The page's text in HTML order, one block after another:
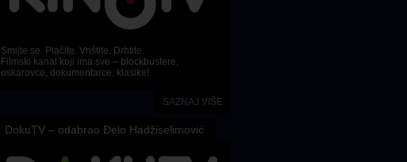
Smijte se. Plačite. Vrištite. Drhtite.
Filmski kanal koji ima sve – blockbustere,
oskarovce, dokumentarce, klasike!
SAZNAJ VIŠE
DokuTV – odabrao Đelo Hadžiselimović